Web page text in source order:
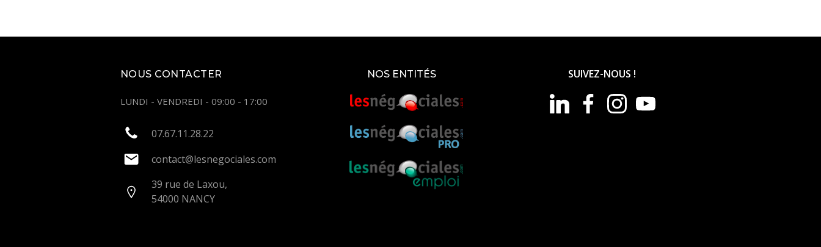
NOUS CONTACTER
LUNDI - VENDREDI - 09:00 - 17:00
07.67.11.28.22
contact@lesnegociales.com
39 rue de Laxou,
54000 NANCY
NOS ENTITÉS SUIVEZ-NOUS !